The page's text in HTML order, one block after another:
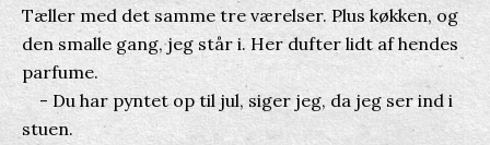
Tæller med det samme tre værelser. Plus køkken, og
den smalle gang, jeg står i. Her dufter lidt af hendes
parfume.
- Du har pyntet op til jul, siger jeg, da jeg ser ind i
stuen.